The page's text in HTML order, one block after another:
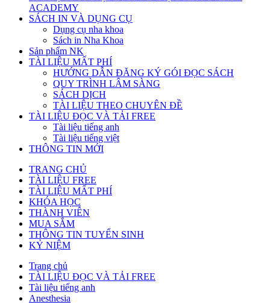
ACADEMY
SÁCH IN VÀ DỤNG CỤ
Dụng cụ nha khoa
Sách in Nha Khoa
Sản phẩm NK
TÀI LIỆU MẤT PHÍ
HƯỚNG DẪN ĐĂNG KÝ GÓI ĐỌC SÁCH
QUY TRÌNH LÂM SÀNG
SÁCH DỊCH
TÀI LIỆU THEO CHUYÊN ĐỀ
TÀI LIỆU ĐỌC VÀ TẢI FREE
Tài liệu tiếng anh
Tài liệu tiếng việt
THÔNG TIN MỚI
TRANG CHỦ
TÀI LIỆU FREE
TÀI LIỆU MẤT PHÍ
KHÓA HỌC
THÀNH VIÊN
MUA SẮM
THÔNG TIN TUYỂN SINH
KỶ NIỆM
Trang chủ
TÀI LIỆU ĐỌC VÀ TẢI FREE
Tài liệu tiếng anh
Anesthesia